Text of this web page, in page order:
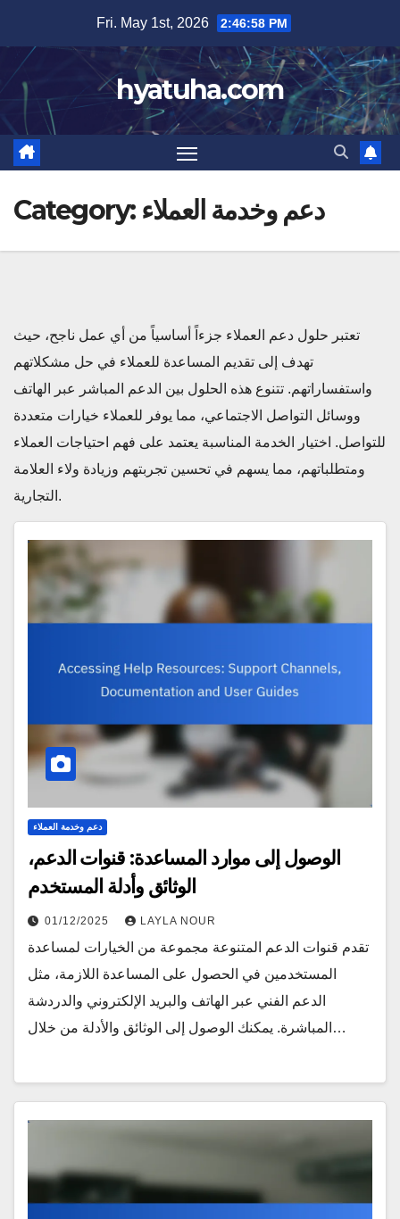
content
Fri. May 1st, 2026 2:46:59 PM
hyatuha.com
Category: دعم وخدمة العملاء
تعتبر حلول دعم العملاء جزءاً أساسياً من أي عمل ناجح، حيث
تهدف إلى تقديم المساعدة للعملاء في حل مشكلاتهم
واستفساراتهم. تتنوع هذه الحلول بين الدعم المباشر عبر الهاتف
ووسائل التواصل الاجتماعي، مما يوفر للعملاء خيارات متعددة
للتواصل. اختيار الخدمة المناسبة يعتمد على فهم احتياجات العملاء
ومتطلباتهم، مما يسهم في تحسين تجربتهم وزيادة ولاء العلامة
التجارية.
دعم وخدمة العملاء
الوصول إلى موارد المساعدة: قنوات الدعم،
الوثائق وأدلة المستخدم
01/12/2025 LAYLA NOUR
تقدم قنوات الدعم المتنوعة مجموعة من الخيارات لمساعدة
المستخدمين في الحصول على المساعدة اللازمة، مثل
الدعم الفني عبر الهاتف والبريد الإلكتروني والدردشة
المباشرة. يمكنك الوصول إلى الوثائق والأدلة من خلال…